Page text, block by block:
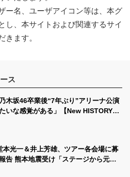
ー名、ユーザアイコン等は、本グ
し、本サイトおよび関連するサイ
きます。
ス
木坂46卒業後“7年ぶり”アリーナ公演
いな感覚がある」【New HISTORY
本光一＆井上芳雄、ツアー各会場に募
告 熊本地震受け「ステージから元気